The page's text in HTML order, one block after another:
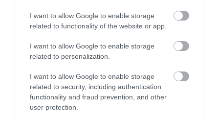
I want to allow Google to enable storage
related to functionality of the website or app.
I want to allow Google to enable storage
related to personalization.
I want to allow Google to enable storage
related to security, including authentication
functionality and fraud prevention, and other
user protection.